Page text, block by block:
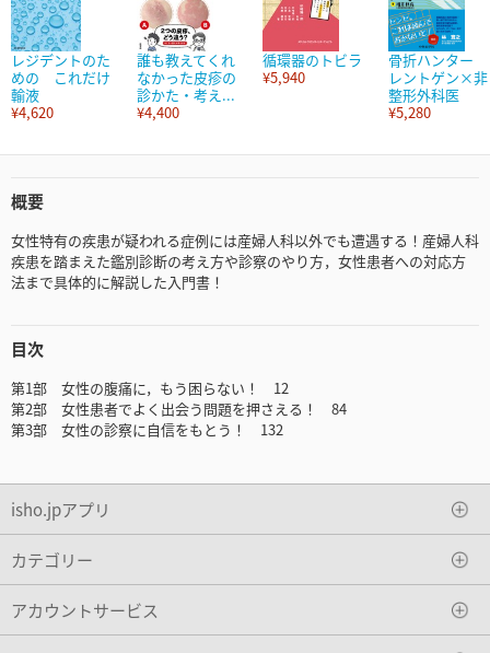
レジデントのた
めの これだけ
輸液
¥4,620
誰も教えてくれ
なかった皮疹の
診かた・考え...
¥4,400
循環器のトビラ
¥5,940
骨折ハンター
レントゲン×非
整形外科医
¥5,280
概要
女性特有の疾患が疑われる症例には産婦人科以外でも遭遇する！産婦人科
疾患を踏まえた鑑別診断の考え方や診察のやり方，女性患者への対応方
法まで具体的に解説した入門書！
目次
第1部 女性の腹痛に，もう困らない！ 12
第2部 女性患者でよく出会う問題を押さえる！ 84
第3部 女性の診察に自信をもとう！ 132
isho.jpアプリ
カテゴリー
アカウントサービス